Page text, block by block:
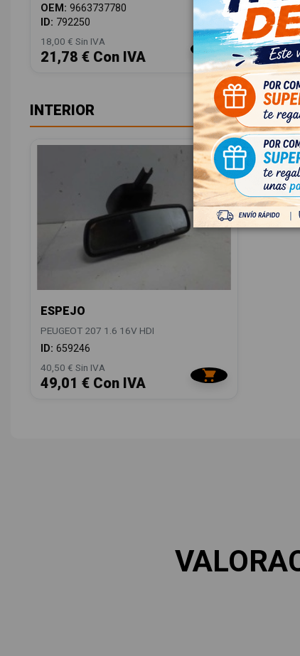
OEM: 9663737780
ID: 792250
18,00 € Sin IVA
21,78 € Con IVA
INTERIOR
ESPEJO
PEUGEOT 207 1.6 16V HDI
ID: 659246
40,50 € Sin IVA
49,01 € Con IVA